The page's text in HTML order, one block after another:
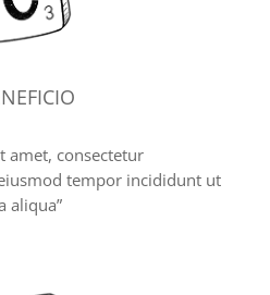
amet, consectetur
tempor incididunt ut
aliqua”